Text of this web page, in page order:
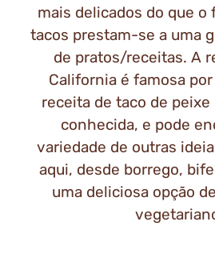
mais delicados do que o
tacos prestam-se a uma
de pratos/receitas. A
California é famosa
receita de taco de
conhecida, e pode
variedade de outras
aqui, desde borrego,
uma deliciosa opção